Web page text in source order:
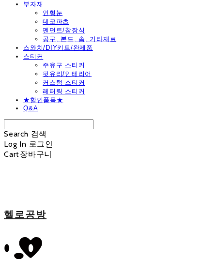
부자재
인형눈
데코파츠
펜던트/참장식
공구, 본드, 솜, 기타재료
스와치/DIY키트/완제품
스티커
주유구 스티커
뒷유리/인테리어
커스텀 스티커
레터링 스티커
★할인품목★
Q&A
Search 검색
Log In 로그인
Cart장바구니
헬로공방